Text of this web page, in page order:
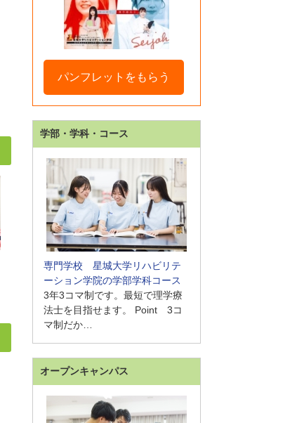
パンフレットをもらう
学部・学科・コース
専門学校 星城大学リハビリテ
ーション学院の学部学科コース
3年3コマ制です。最短で理学療
法士を目指せます。 Point 3コ
マ制だか…
オープンキャンパス